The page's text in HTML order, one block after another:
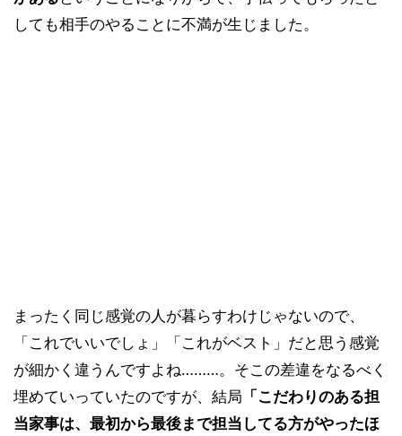
しても相手のやることに不満が生じました。
まったく同じ感覚の人が暮らすわけじゃないので、
「これでいいでしょ」「これがベスト」だと思う感覚
が細かく違うんですよね………。そこの差違をなるべく
埋めていっていたのですが、結局 「こだわりのある担
当家事は、最初から最後まで担当してる方がやったほ